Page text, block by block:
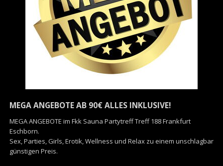
MEGA ANGEBOTE AB 90€ ALLES INKLUSIVE!
MEGA ANGEBOTE im Fkk Sauna Partytreff Treff 188 Frankfurt
Eschborn.
Sex, Parties, Girls, Erotik, Wellness und Relax zu einem unschlagbar
günstigen Preis.